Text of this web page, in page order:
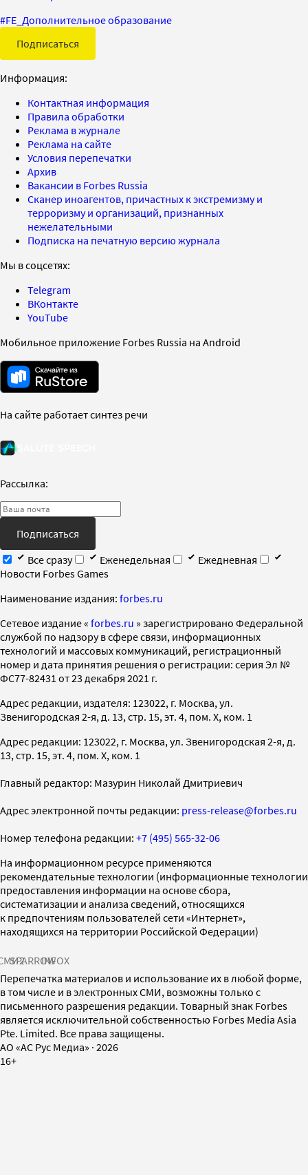
#FE_Дополнительное образование
Подписаться
Информация:
Контактная информация
Правила обработки
Реклама в журнале
Реклама на сайте
Условия перепечатки
Архив
Вакансии в Forbes Russia
Сканер иноагентов, причастных к экстремизму и
терроризму и организаций, признанных
нежелательными
Подписка на печатную версию журнала
Мы в соцсетях:
Telegram
ВКонтакте
YouTube
Мобильное приложение Forbes Russia на Android
На сайте работает синтез речи
Рассылка:
Подписаться
Все сразу
Еженедельная
Ежедневная
Новости Forbes Games
Наименование издания: forbes.ru
Cетевое издание « forbes.ru » зарегистрировано Федеральной
службой по надзору в сфере связи, информационных
технологий и массовых коммуникаций, регистрационный
номер и дата принятия решения о регистрации: серия Эл №
ФС77-82431 от 23 декабря 2021 г.
Адрес редакции, издателя: 123022, г. Москва, ул.
Звенигородская 2-я, д. 13, стр. 15, эт. 4, пом. X, ком. 1
Адрес редакции: 123022, г. Москва, ул. Звенигородская 2-я, д.
13, стр. 15, эт. 4, пом. X, ком. 1
Главный редактор: Мазурин Николай Дмитриевич
Адрес электронной почты редакции: press-release@forbes.ru
Номер телефона редакции: +7 (495) 565-32-06
На информационном ресурсе применяются
рекомендательные технологии (информационные технологии
предоставления информации на основе сбора,
систематизации и анализа сведений, относящихся
к предпочтениям пользователей сети «Интернет»,
находящихся на территории Российской Федерации)
SPARROWINFOX
Перепечатка материалов и использование их в любой форме,
в том числе и в электронных СМИ, возможны только с
письменного разрешения редакции. Товарный знак Forbes
является исключительной собственностью Forbes Media Asia
Pte. Limited. Все права защищены.
AO «АС Рус Медиа» · 2026
16+